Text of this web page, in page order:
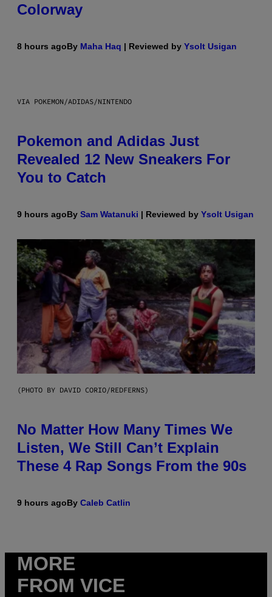
Colorway
8 hours agoBy Maha Haq | Reviewed by Ysolt Usigan
VIA POKEMON/ADIDAS/NINTENDO
Pokemon and Adidas Just
Revealed 12 New Sneakers For
You to Catch
9 hours agoBy Sam Watanuki | Reviewed by Ysolt Usigan
(PHOTO BY DAVID CORIO/REDFERNS)
No Matter How Many Times We
Listen, We Still Can’t Explain
These 4 Rap Songs From the 90s
9 hours agoBy Caleb Catlin
MORE
FROM VICE